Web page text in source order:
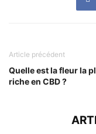
Article précédent
Quelle est la fleur la
riche en CBD ?